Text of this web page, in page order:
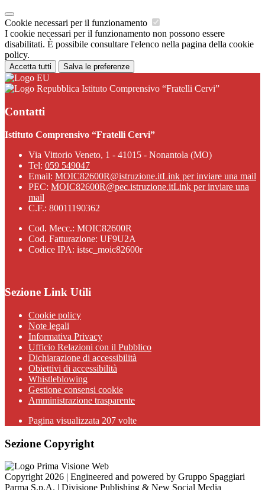
Cookie necessari per il funzionamento
I cookie necessari per il funzionamento non possono essere
disabilitati. È possibile consultare l'elenco nella pagina della cookie
policy.
Accetta tutti Salva le preferenze
Istituto Comprensivo “Fratelli Cervi”
Contatti
Istituto Comprensivo “Fratelli Cervi”
Via Vittorio Veneto, 1 - 41015 - Nonantola (MO)
Tel: 059 549047
Email: MOIC82600R@istruzione.itLink per inviare una mail
PEC: MOIC82600R@pec.istruzione.itLink per inviare una
mail
C.F.: 80011190362
Cod. Mecc.: MOIC82600R
Cod. Fatturazione: UF9U2A
Codice IPA: istsc_moic82600r
Sezione Link Utili
Cookie policy
Note legali
Informativa Privacy
Ufficio Relazioni con il Pubblico
Dichiarazione di accessibilità
Obiettivi di accessibilità
Whistleblowing
Gestione consensi cookie
Amministrazione trasparente
Pagina visualizzata 207 volte
Sezione Copyright
Copyright 2026 | Engineered and powered by Gruppo Spaggiari
Parma S.p.A. | Divisione Publishing & New Social Media